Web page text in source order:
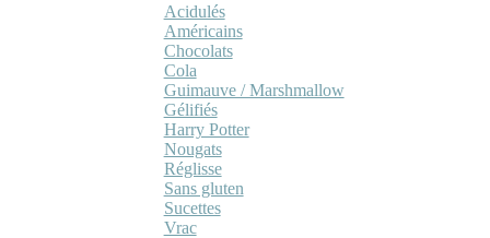
Acidulés
Américains
Chocolats
Cola
Guimauve / Marshmallow
Gélifiés
Harry Potter
Nougats
Réglisse
Sans gluten
Sucettes
Vrac